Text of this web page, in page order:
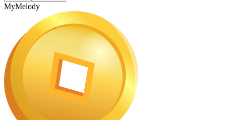
MyMelody